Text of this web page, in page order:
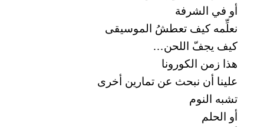
أو في الشرفة
نعلِّمه كيف تعطشُ الموسيقى
كيف يجفّ اللحن…
هذا زمن الكورونا
علينا أن نبحث عن تمارين أخرى
تشبه النوم
أو الحلم